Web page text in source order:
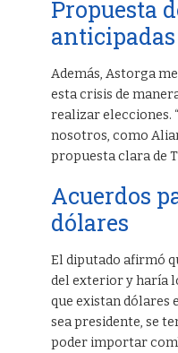
Propuesta
anticipadas
Además, Astorga
esta crisis de
realizar elecciones.
nosotros, como
propuesta clara de
Acuerdos
dólares
El diputado afirmó
del exterior y haría
que existan dólares
sea presidente, se
poder importar